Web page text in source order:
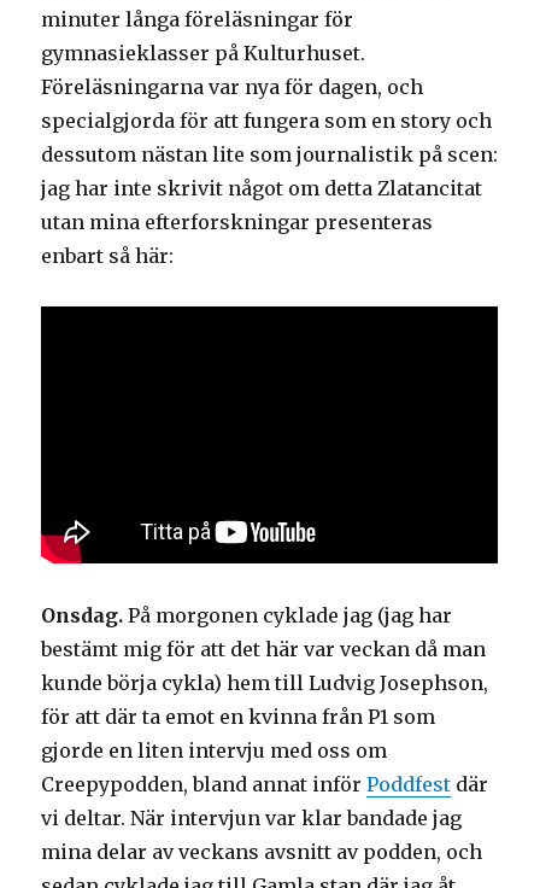
minuter långa föreläsningar för
gymnasieklasser på Kulturhuset.
Föreläsningarna var nya för dagen, och
specialgjorda för att fungera som en story och
dessutom nästan lite som journalistik på scen:
jag har inte skrivit något om detta Zlatancitat
utan mina efterforskningar presenteras
enbart så här:
Onsdag.På morgonen cyklade jag (jag har
bestämt mig för att det här var veckan då man
kunde börja cykla) hem till Ludvig Josephson,
för att där ta emot en kvinna från P1 som
gjorde en liten intervju med oss om
Creepypodden, bland annat införPoddfest där
vi deltar. När intervjun var klar bandade jag
mina delar av veckans avsnitt av podden, och